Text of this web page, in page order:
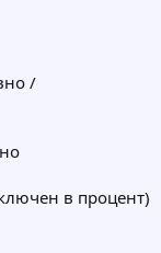
/
в процент)